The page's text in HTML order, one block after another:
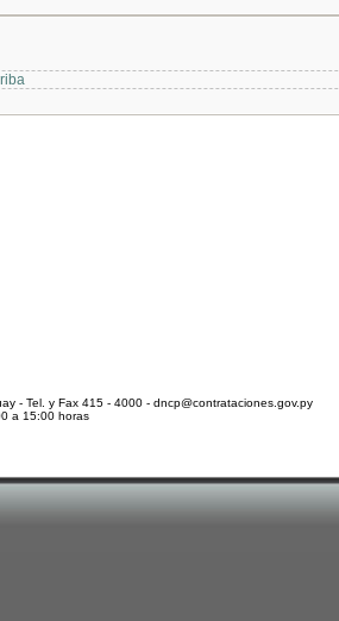
- Tel. y Fax 415 - 4000 - dncp@contrataciones.gov.py
a 15:00 horas